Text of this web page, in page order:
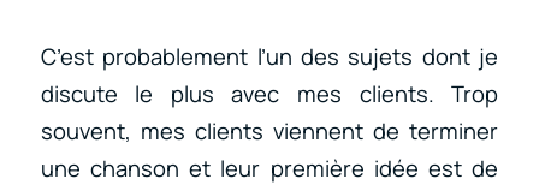
C’est probablement l’un des sujets dont je
discute le plus avec mes clients. Trop
souvent, mes clients viennent de terminer
une chanson et leur première idée est de